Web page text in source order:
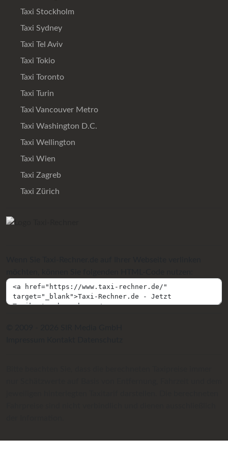
Taxi Stockholm
Taxi Sydney
Taxi Tel Aviv
Taxi Tokio
Taxi Toronto
Taxi Turin
Taxi Vancouver Metro
Taxi Washington D.C.
Taxi Wellington
Taxi Wien
Taxi Zagreb
Taxi Zürich